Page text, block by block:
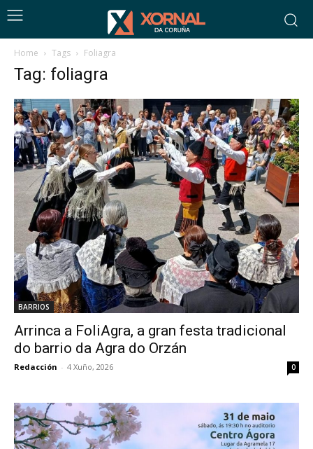
Home Tags Foliagra
Tag: foliagra
BARRIOS
Arrinca a FoliAgra, a gran festa tradicional
do barrio da Agra do Orzán
Redacción - 4 Xuño, 2026 0